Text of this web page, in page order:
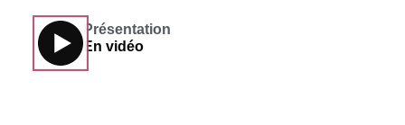
Présentation
En vidéo